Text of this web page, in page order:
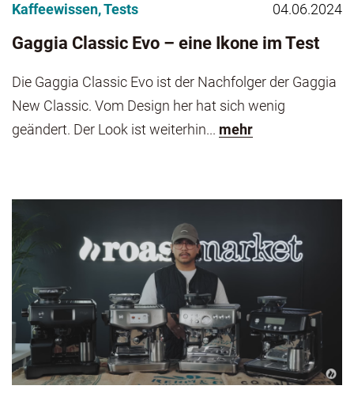
Kaffeewissen,Tests 04.06.2024
Gaggia Classic Evo – eine Ikone im Test
Die Gaggia Classic Evo ist der Nachfolger der Gaggia
New Classic. Vom Design her hat sich wenig
geändert. Der Look ist weiterhin... mehr